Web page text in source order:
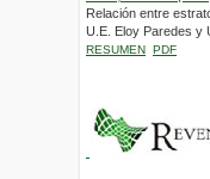
Relación entre
U.E. Eloy Paredes y
RESUMEN PDF